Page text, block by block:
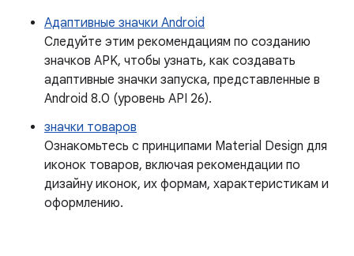
Адаптивные значки Android
Следуйте этим рекомендациям по созданию
значков APK, чтобы узнать, как создавать
адаптивные значки запуска, представленные в
Android 8.0 (уровень API 26).
значки товаров
Ознакомьтесь с принципами Material Design для
иконок товаров, включая рекомендации по
дизайну иконок, их формам, характеристикам и
оформлению.